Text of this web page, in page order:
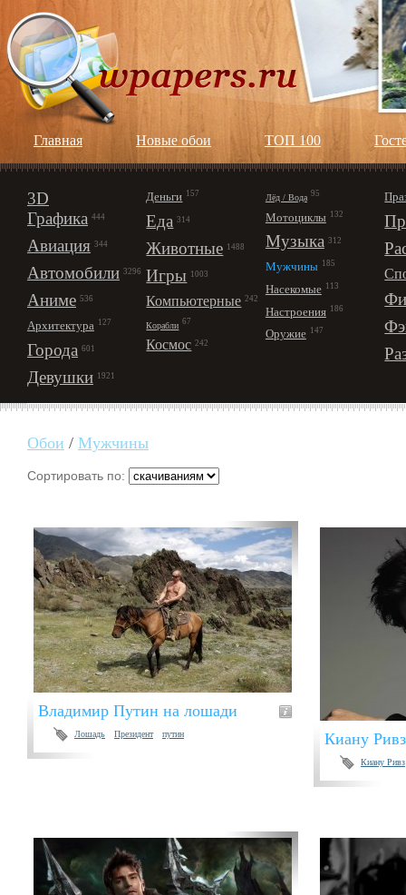
Главная Новые обои ТОП 100
3D
Графика 444
Авиация 344
Автомобили 3296
Аниме 536
Архитектура 127
Города 601
Девушки 1921
Деньги 157
Еда 314
Животные 1488
Игры 1003
Компьютерные 242
Корабли 67
Космос 242
Лёд / Вода 95
Мотоциклы 132
Музыка 312
Мужчины 185
Насекомые 113
Настроения 186
Оружие 147
Обои / Мужчины
Сортировать по:
Владимир Путин на лошади
Лошадь Президент путин Киану Ривз
Киану Ривз